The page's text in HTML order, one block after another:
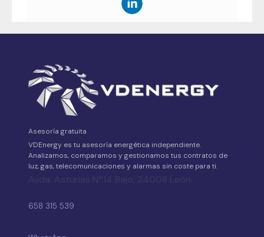
Asesoría gratuita
VDEnergy es tu asesoría energética independiente.
Analizamos, comparamos y gestionamos tus contratos de
luz, gas, telecomunicaciones y alarmas sin coste para ti.
Avda. Asturias Nº14 Bajo, 24008 León
658 315 539
·